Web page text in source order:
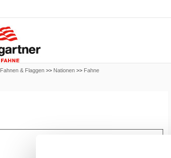
Fahnen & Flaggen >> Nationen >> Fahne